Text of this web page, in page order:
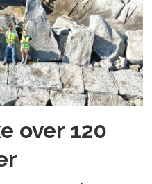
over 120